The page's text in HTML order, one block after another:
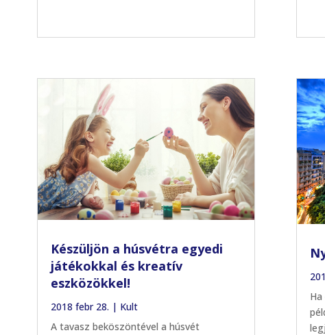
Készüljön a húsvétra egyedi
játékokkal és kreatív
eszközökkel!
2018 febr 28. | Kult
A tavasz beköszöntével a húsvét